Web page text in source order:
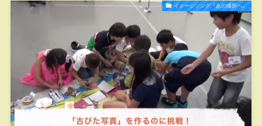
イメージソング『あの場所へ』